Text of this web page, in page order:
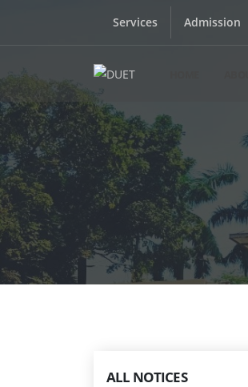
Services Admission
ALL NOTICES